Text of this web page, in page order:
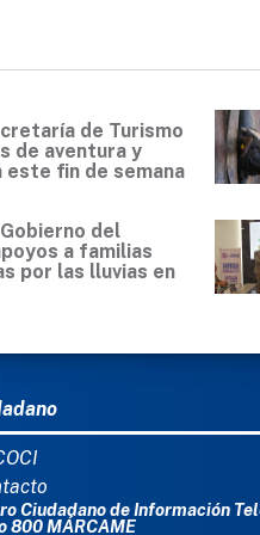
de Turismo
de aventura y
este fin de semana
del
a familias
por las lluvias en
Ciudadano de Información
800 MÁRCAME